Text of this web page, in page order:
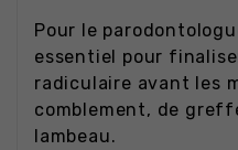
Pour le
essentiel pour
radiculaire avant les
comblement, de
lambeau.